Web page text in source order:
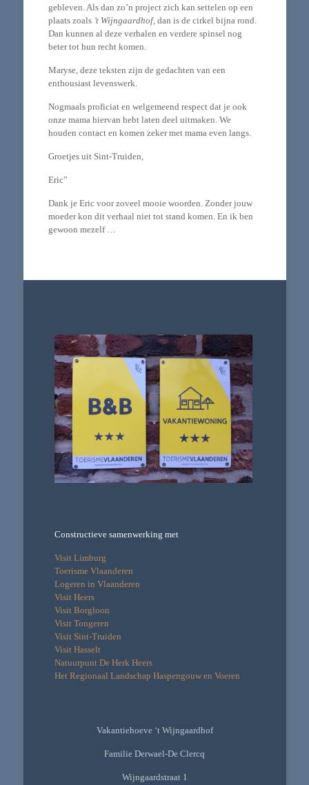
gebleven. Als dan zo’n project zich kan settelen op een
plaats zoals’t Wijngaardhof, dan is de cirkel bijna rond.
Dan kunnen al deze verhalen en verdere spinsel nog
beter tot hun recht komen.
Maryse, deze teksten zijn de gedachten van een
enthousiast levenswerk.
Nogmaals proficiat en welgemeend respect dat je ook
onze mama hiervan hebt laten deel uitmaken. We
houden contact en komen zeker met mama even langs.
Groetjes uit Sint-Truiden,
Eric”
Dank je Eric voor zoveel mooie woorden. Zonder jouw
moeder kon dit verhaal niet tot stand komen. En ik ben
gewoon mezelf …
Constructieve samenwerking met
Visit Limburg
Toerisme Vlaanderen
Logeren in Vlaanderen
Visit Heers
Visit Borgloon
Visit Tongeren
Visit Sint-Truiden
Visit Hasselt
Natuurpunt De Herk Heers
Het Regionaal Landschap Haspengouw en Voeren
Vakantiehoeve ‘t Wijngaardhof
Familie Derwael-De Clercq
Wijngaardstraat 1